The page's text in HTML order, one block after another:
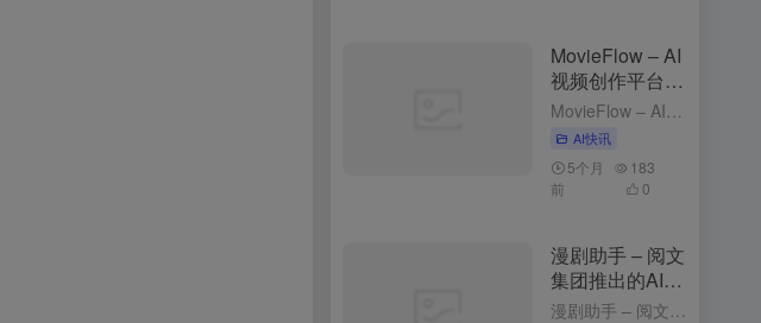
MovieFlow – AI
视频创作平台，
文本描述生成完
整视频
MovieFlow – AI视频创作平台，文本描述生成完整视频 3个月前发布 MovieFlow是什么 MovieFlow 是，能将用户的一句话、一个想法或一个完整剧本快速转化为几分钟到上百分钟的影片...
AI快讯
5个月
前
183
0
漫剧助手 – 阅文
集团推出的AI漫
剧创作平台
漫剧助手 – 阅文集团推出的AI漫剧创作平台 3周前发布 漫剧助手是什么 漫剧助手是阅文集团推出的AI漫剧创作平台，专为网文改编漫剧打造的一站式解决方案。平台整合10万+部阅文精品IP资源，支持从小说...